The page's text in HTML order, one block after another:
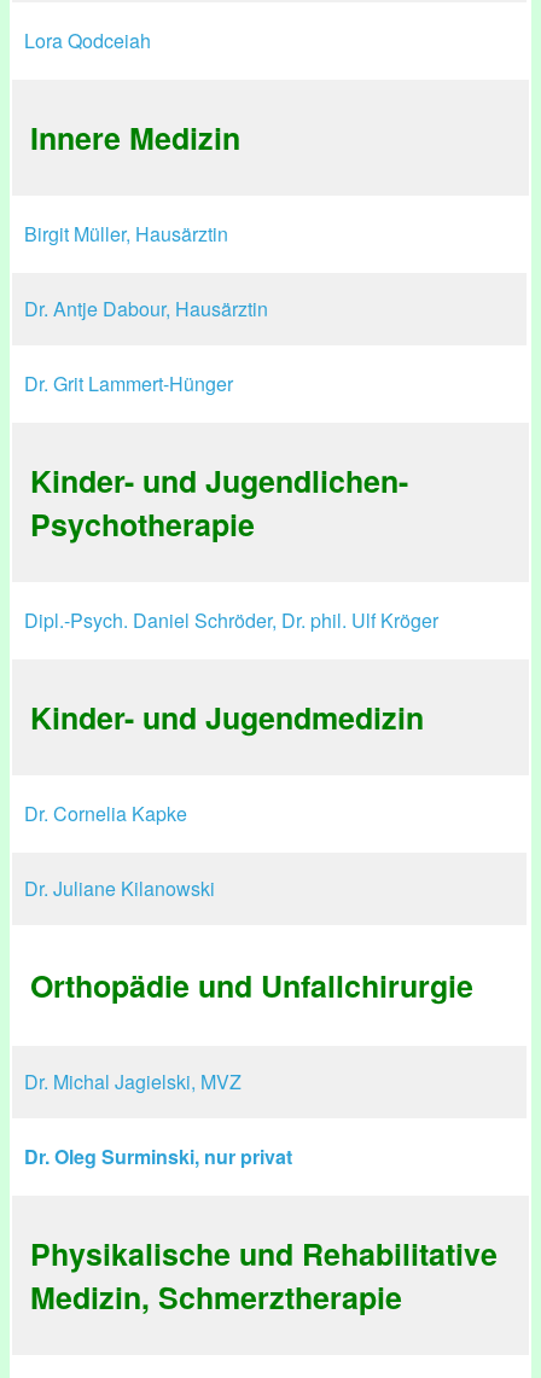
Lora Qodceiah
Innere Medizin
Birgit Müller, Hausärztin
Dr. Antje Dabour, Hausärztin
Dr. Grit Lammert-Hünger
Kinder- und Jugendlichen-
Psychotherapie
Dipl.-Psych. Daniel Schröder, Dr. phil. Ulf Kröger
Kinder- und Jugendmedizin
Dr. Cornelia Kapke
Dr. Juliane Kilanowski
Orthopädie und Unfallchirurgie
Dr. Michal Jagielski, MVZ
Dr. Oleg Surminski, nur privat
Physikalische und Rehabilitative
Medizin, Schmerztherapie